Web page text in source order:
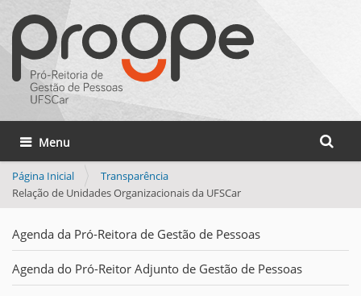
Busca
Busca
Toggle navigation
Página Inicial
Transparência
Relação de Unidades Organizacionais da UFSCar
Agenda da Pró-Reitora de Gestão de Pessoas
Agenda do Pró-Reitor Adjunto de Gestão de Pessoas